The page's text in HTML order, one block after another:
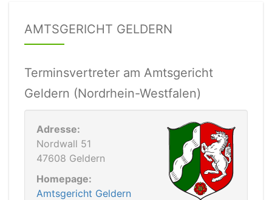
AMTSGERICHT GELDERN
Terminsvertreter am Amtsgericht
Geldern (Nordrhein-Westfalen)
Adresse:
Nordwall 51
47608 Geldern
Homepage:
Amtsgericht Geldern